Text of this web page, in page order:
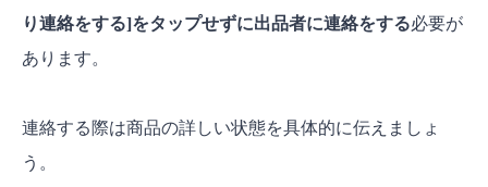
り連絡をする]をタップせずに出品者に連絡をする必要が
あります。
連絡する際は商品の詳しい状態を具体的に伝えましょ
う。